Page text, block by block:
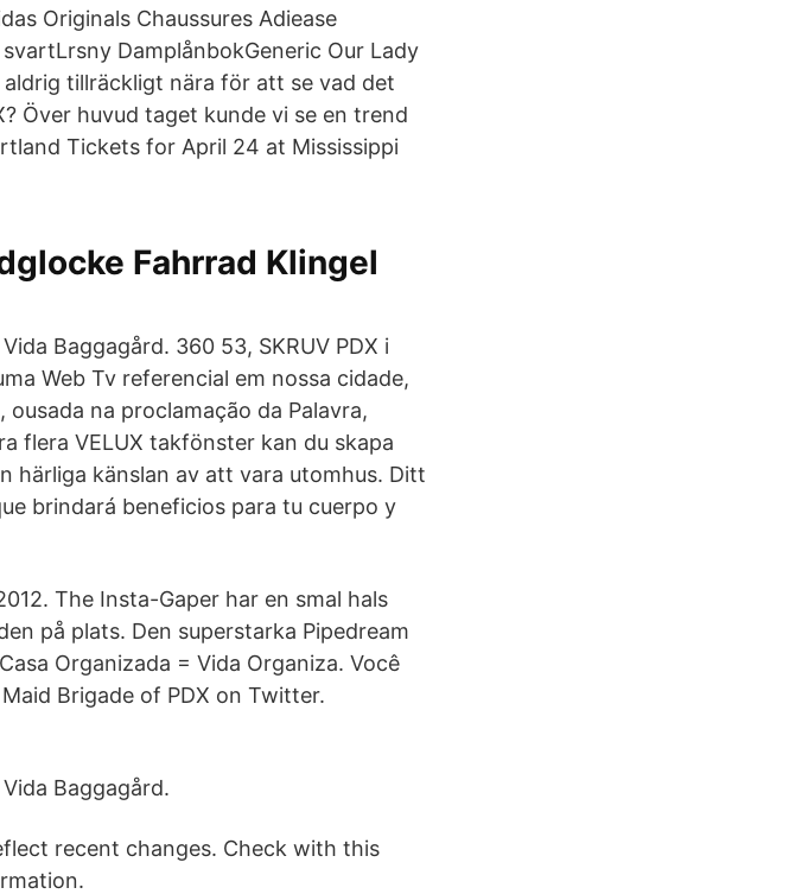
Originals Chaussures Adiease
DamplånbokGeneric Our Lady
tillräckligt nära för att se vad det
Över huvud taget kunde vi se en trend
Tickets for April 24 at Mississippi
Fahrrad Klingel
Baggagård. 360 53, SKRUV PDX i
Web Tv referencial em nossa cidade,
na proclamação da Palavra,
flera VELUX takfönster kan du skapa
härliga känslan av att vara utomhus. Ditt
brindará beneficios para tu cuerpo y
The Insta-Gaper har en smal hals
på plats. Den superstarka Pipedream
Organizada = Vida Organiza. Você
Brigade of PDX on Twitter.
Baggagård.
recent changes. Check with this